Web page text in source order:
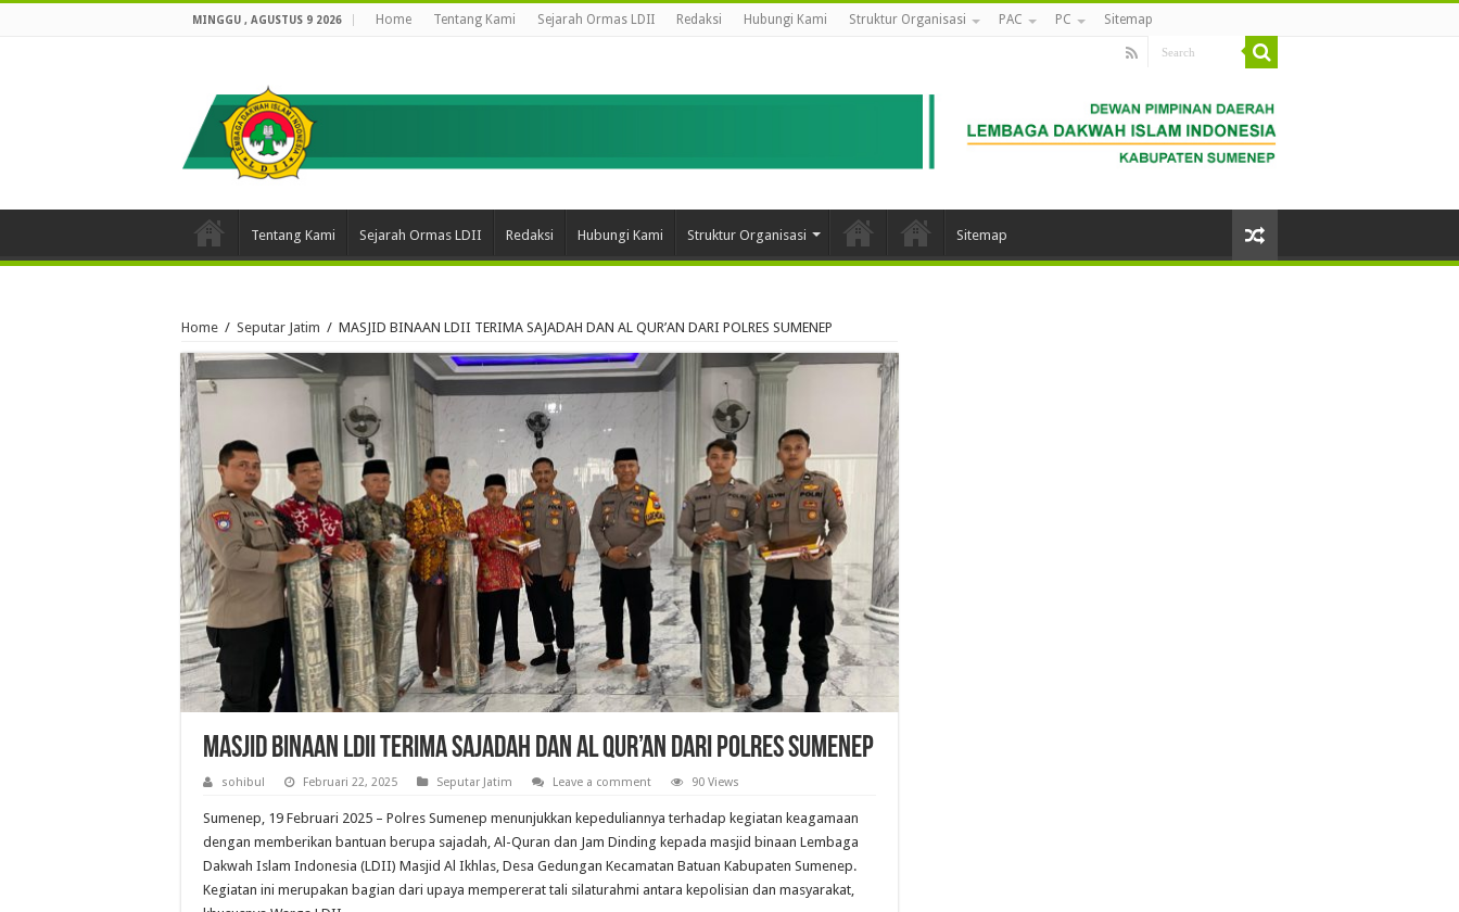
MINGGU , AGUSTUS 9 2026 Home Tentang Kami Sejarah Ormas LDII Redaksi Hubungi Kami Struktur Organisasi PAC PC Sitemap
Tentang Kami Sejarah Ormas LDII Redaksi Hubungi Kami Struktur Organisasi Sitemap
Home / Seputar Jatim / MASJID BINAAN LDII TERIMA SAJADAH DAN AL QUR’AN DARI POLRES SUMENEP
MASJID BINAAN LDII TERIMA SAJADAH DAN AL QUR’AN DARI POLRES SUMENEP
sohibul Februari 22, 2025 Seputar Jatim Leave a comment 90 Views
Sumenep, 19 Februari 2025 – Polres Sumenep menunjukkan kepeduliannya terhadap kegiatan keagamaan
dengan memberikan bantuan berupa sajadah, Al-Quran dan Jam Dinding kepada masjid binaan Lembaga
Dakwah Islam Indonesia (LDII) Masjid Al Ikhlas, Desa Gedungan Kecamatan Batuan Kabupaten Sumenep.
Kegiatan ini merupakan bagian dari upaya mempererat tali silaturahmi antara kepolisian dan masyarakat,